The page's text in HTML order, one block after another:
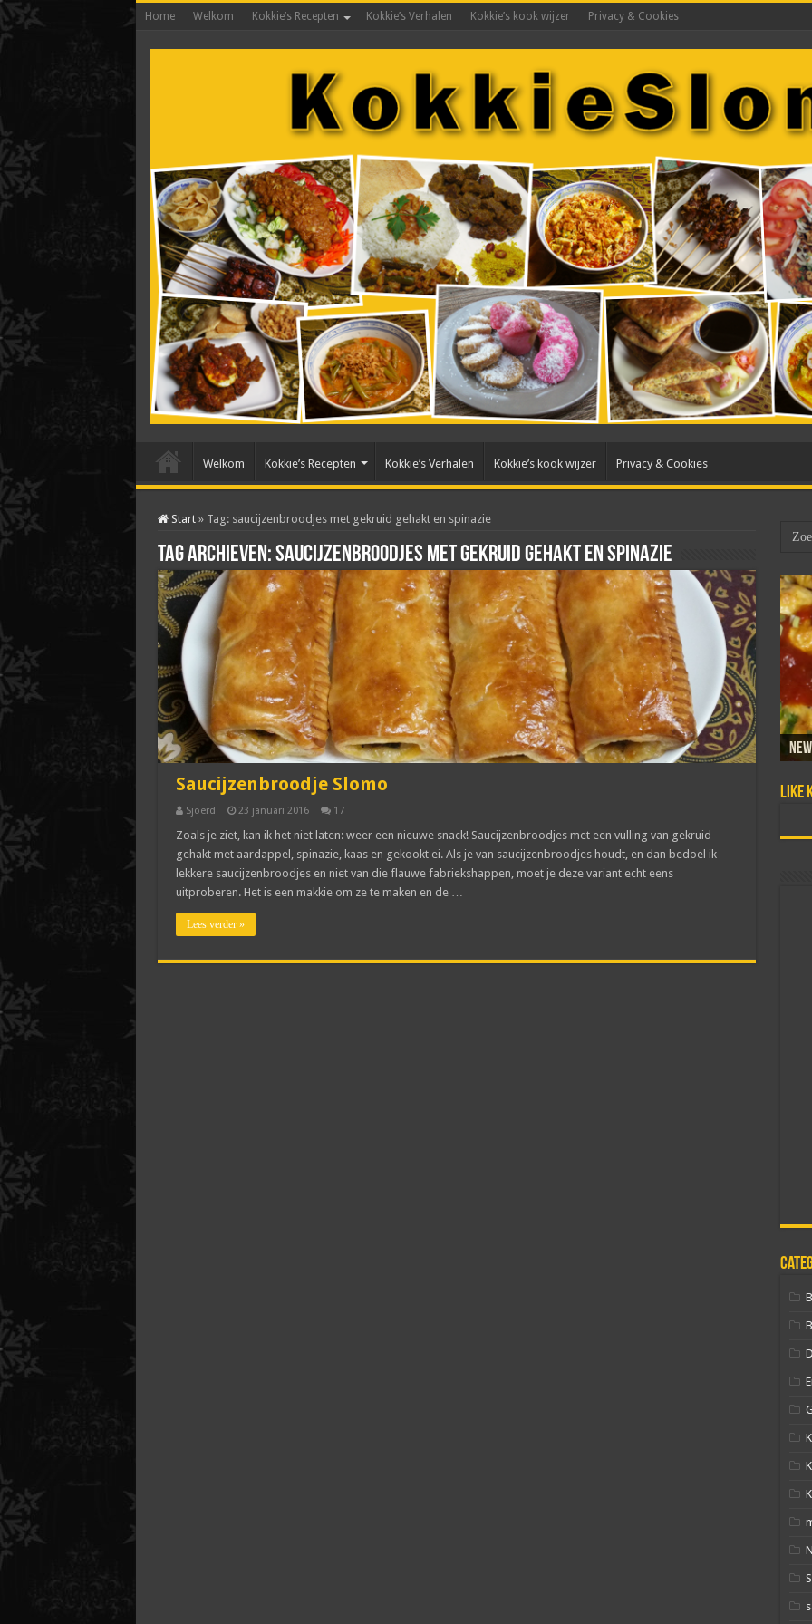
Home Welkom Kokkie’s Recepten Kokkie’s Verhalen Kokkie’s kook wijzer Privacy & Cookies
Welkom Kokkie’s Recepten Kokkie’s Verhalen Kokkie’s kook wijzer Privacy & Cookies
Start » Tag: saucijzenbroodjes met gekruid gehakt en spinazie
Tag archieven:saucijzenbroodjes met gekruid gehakt en spinazie
Saucijzenbroodje Slomo
Sjoerd 23 januari 2016 17
Zoals je ziet, kan ik het niet laten: weer een nieuwe snack! Saucijzenbroodjes met een vulling van gekruid
gehakt met aardappel, spinazie, kaas en gekookt ei. Als je van saucijzenbroodjes houdt, en dan bedoel ik
lekkere saucijzenbroodjes en niet van die flauwe fabriekshappen, moet je deze variant echt eens
uitproberen. Het is een makkie om ze te maken en de …
Lees verder »
Like